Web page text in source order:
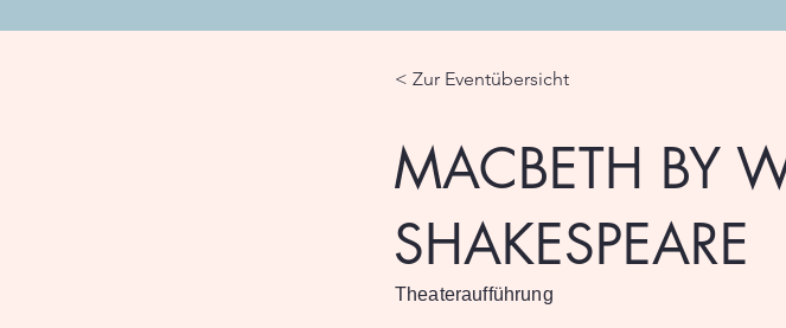
< Zur Eventübersicht
MACBETH BY
SHAKESPEARE
Theateraufführung